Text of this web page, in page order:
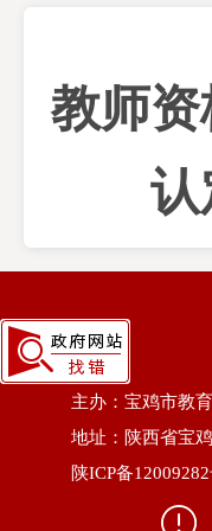
教师资
认
主办：宝鸡市教
地址：陕西省宝
陕ICP备